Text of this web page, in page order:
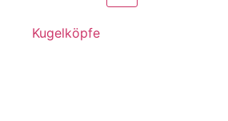
Kugel­köpfe